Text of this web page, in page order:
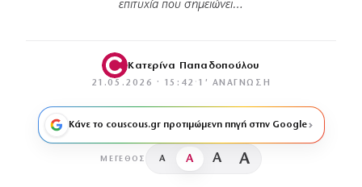
επιτυχία που σημειώνει…
Κατερίνα Παπαδοπούλου
21.05.2026 · 15:42 · 1′ ΑΝΆΓΝΩΣΗ
Κάνε το couscous.gr προτιμώμενη πηγή στην Google
ΜΈΓΕΘΟΣ A A A A